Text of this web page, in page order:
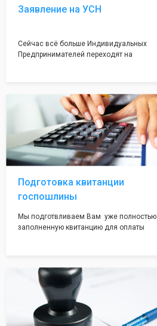
Заявление на УСН
Сейчас всё больше Индивидуальных
Предпринимателей переходят на
пониженной налоговой ставкой.
Подготовка квитанции
госпошлины
Мы подготвливаем Вам уже полностью
заполненную квитанцию для оплаты
инспекции при подаче документов на
регистрацию.